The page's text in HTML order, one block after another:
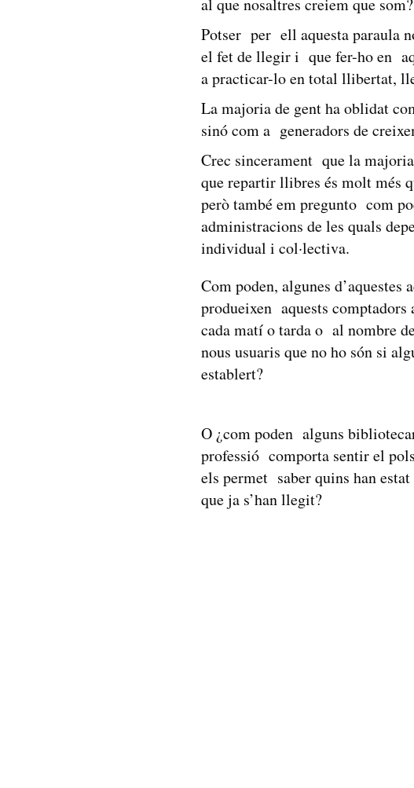
al que nosaltres creiem que som?
Potser per ell aquesta paraula
el fet de llegir i que fer-ho en
a practicar-lo en total llibertat,
La majoria de gent ha oblidat
sinó com a generadors de
Crec sincerament que la
que repartir llibres és molt més
però també em pregunto com
administracions de les quals
individual i col·lectiva.
Com poden, algunes
produeixen aquests
cada matí o tarda o al nombre
nous usuaris que no ho són si
establert?
O ¿com poden alguns
professió comporta sentir el
els permet saber quins han
que ja s’han llegit?